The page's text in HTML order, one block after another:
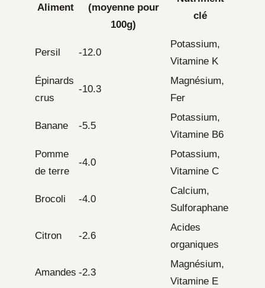
Aliment
(moyenne pour
100g)
clé
Persil -12.0
Potassium,
Vitamine K
Épinards
crus
-10.3
Magnésium,
Fer
Banane -5.5
Potassium,
Vitamine B6
Pomme
de terre
-4.0
Potassium,
Vitamine C
Brocoli -4.0
Calcium,
Sulforaphane
Citron -2.6
Acides
organiques
Amandes -2.3
Magnésium,
Vitamine E